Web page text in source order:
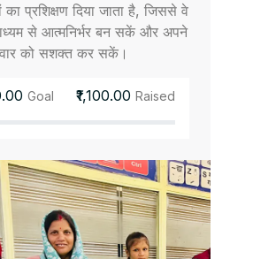
प्रशिक्षण दिया जाता है, जिससे वे
से आत्मनिर्भर बन सकें और अपने
को सशक्त कर सकें।
Goal ₹1,100.00 Raised